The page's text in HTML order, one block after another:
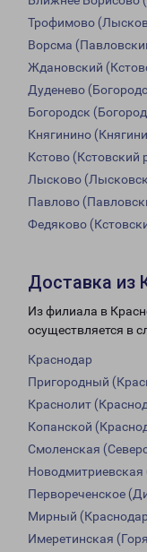
Трофимово
Ворсма
Ждановский
Дуденево
Богородск
Княгинино
Кстово (Кстовский
Лысково
Павлово
Федяково
Доставка из
Из филиала в
осуществляется в
Краснодар
Пригородный
Краснолит
Копанской
Смоленская
Новодмитриевская
Первореченское
Мирный
Имеретинская